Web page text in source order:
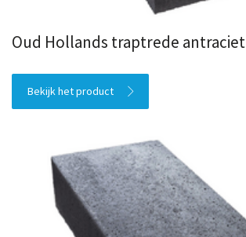
Oud Hollands traptrede antraciet
Bekijk het product